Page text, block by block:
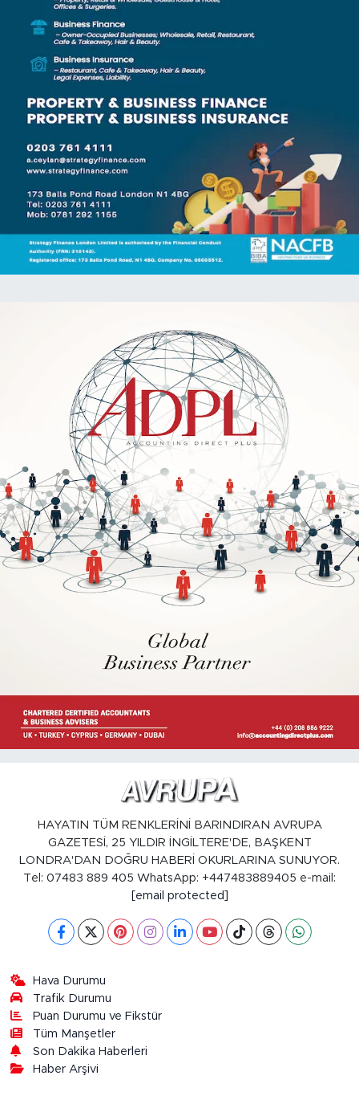
HAYATIN TÜM RENKLERİNİ BARINDIRAN AVRUPA
GAZETESİ, 25 YILDIR İNGİLTERE'DE, BAŞKENT
LONDRA'DAN DOĞRU HABERİ OKURLARINA SUNUYOR.
Tel: 07483 889 405 WhatsApp: +447483889405 e-mail:
[email protected]
Hava Durumu
Trafik Durumu
Puan Durumu ve Fikstür
Tüm Manşetler
Son Dakika Haberleri
Haber Arşivi